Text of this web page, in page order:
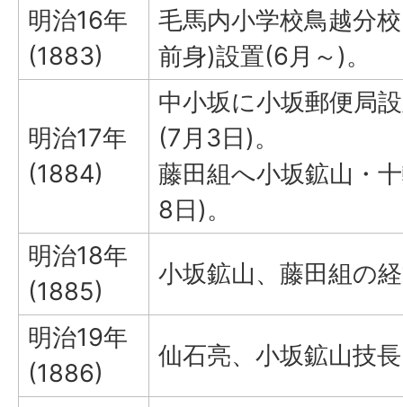
明治16年
(1883)
毛馬内小学校鳥越分
前身)設置(6月～)。
明治17年
(1884)
中小坂に小坂郵便局
(7月3日)。
藤田組へ小坂鉱山・
8日)。
明治18年
(1885)
小坂鉱山、藤田組の
明治19年
(1886)
仙石亮、小坂鉱山技